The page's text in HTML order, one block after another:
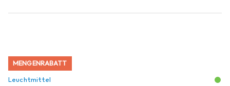
MENGENRABATT
Leuchtmittel